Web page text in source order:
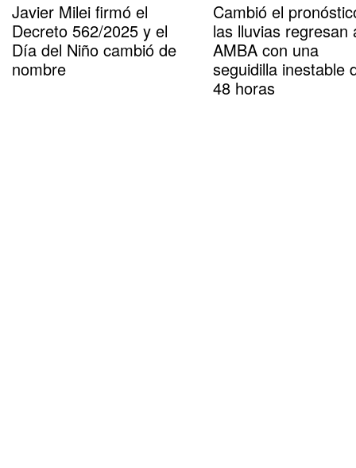
Javier Milei firmó el
Decreto 562/2025 y el
Día del Niño cambió de
nombre
Cambió el
las lluvias regresan
AMBA con una
seguidilla inestable
48 horas